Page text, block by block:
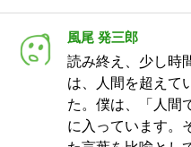
風尾 発三郎
読み終え、少し時
は、人間を超えて
た。僕は、「人間
に入っています。